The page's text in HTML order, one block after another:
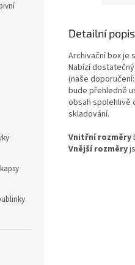
Detailní
Archivační box je
Nabízí
(naše
bude přehledně
obsah spolehlivě
skladování.
Vnitřní rozměry
Vnější rozměry